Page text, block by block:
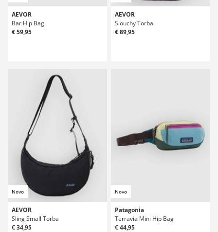
AEVOR
Bar Hip Bag
€ 59,95
AEVOR
Slouchy Torba
€ 89,95
Novo
AEVOR
Sling Small Torba
€ 34,95
Novo
Patagonia
Terravia Mini Hip Bag
€ 44,95